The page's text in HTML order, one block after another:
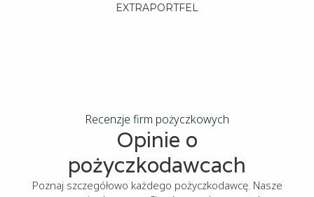
Recenzje firm pożyczkowych​
Opinie o
pożyczkodawcach
Poznaj szczegółowo każdego pożyczkodawcę. Nasze
EXTRAPORTFEL